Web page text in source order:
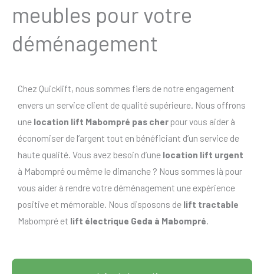
meubles pour votre
déménagement
Chez Quicklift, nous sommes fiers de notre engagement
envers un service client de qualité supérieure. Nous offrons
une location lift Mabompré pas cher pour vous aider à
économiser de l’argent tout en bénéficiant d’un service de
haute qualité. Vous avez besoin d’une location lift urgent
à Mabompré ou même le dimanche ? Nous sommes là pour
vous aider à rendre votre déménagement une expérience
positive et mémorable. Nous disposons de lift tractable
Mabompré et lift électrique Geda à Mabompré.